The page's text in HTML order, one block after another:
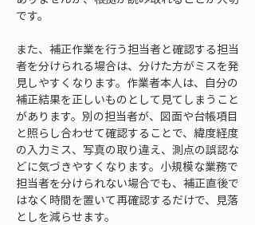
です。
また、補正作業を行う担当者と確認する担当
者を分けられる場合は、分けた方がミスを発
見しやすくなります。作業者本人は、自分の
補正結果を正しいものとして見てしまうこと
があります。別の担当者が、図面や台帳項目
と照らし合わせて確認することで、緯度経度
の入力ミス、写真の取り違え、測点の誤認な
どに気づきやすくなります。小規模な業務で
担当者を分けられない場合でも、補正直後で
はなく時間を置いて再確認するだけで、見落
としを減らせます。